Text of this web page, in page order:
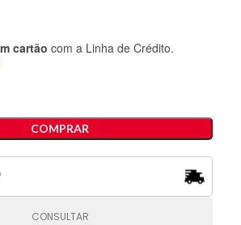
cartão com a Linha de Crédito.
COMPRAR
CONSULTAR